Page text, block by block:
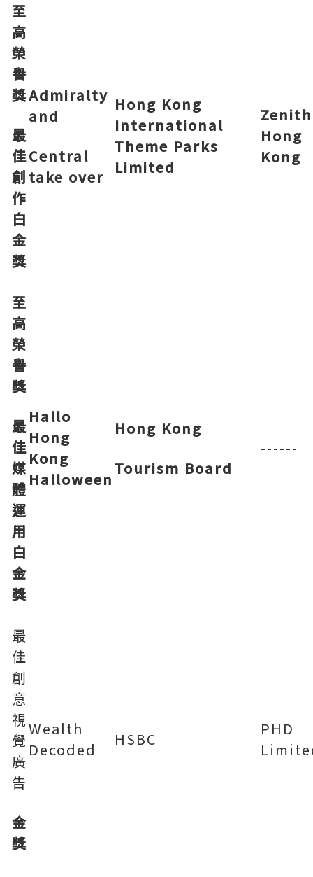
至
高
榮
譽
獎
最
佳
創
作
白
金
獎
Admiralty
and
Central
take over
Hong Kong
International
Theme Parks
Limited
Zenith
Hong
Kong
至
高
榮
譽
獎
最
佳
媒
體
運
用
白
金
獎
Hallo
Hong
Kong
Halloween
Hong Kong
Tourism Board
------
最
佳
創
意
視
覺
廣
告
金
獎
Wealth
Decoded
HSBC
PHD